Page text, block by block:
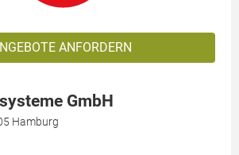
ANFORDERN
GmbH
Hamburg